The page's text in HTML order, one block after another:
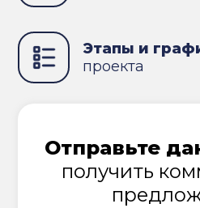
Этапы и
проекта
Отправьте
получить